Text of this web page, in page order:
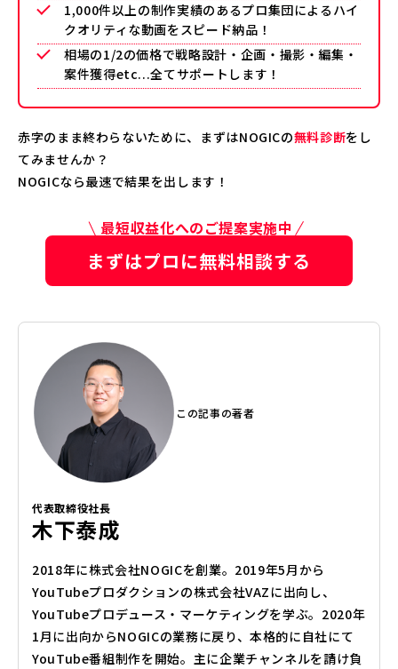
1,000件以上の制作実績のあるプロ集団によるハイ
クオリティな動画をスピード納品！
相場の1/2の価格で戦略設計・企画・撮影・編集・
案件獲得etc...全てサポートします！
赤字のまま終わらないために、まずはNOGICの無料診断をし
てみませんか？
NOGICなら最速で結果を出します！
最短収益化へのご提案実施中
まずはプロに無料相談する
この記事の著者
代表取締役社長
木下泰成
2018年に株式会社NOGICを創業。2019年5月から
YouTubeプロダクションの株式会社VAZに出向し、
YouTubeプロデュース・マーケティングを学ぶ。2020年
1月に出向からNOGICの業務に戻り、本格的に自社にて
YouTube番組制作を開始。主に企業チャンネルを請け負